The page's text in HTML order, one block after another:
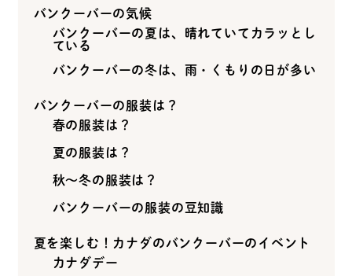
バンクーバーの気候
バンクーバーの夏は、晴れていてカラッとし
ている
バンクーバーの冬は、雨・くもりの日が多い
バンクーバーの服装は？
春の服装は？
夏の服装は？
秋～冬の服装は？
バンクーバーの服装の豆知識
夏を楽しむ！カナダのバンクーバーのイベント
カナダデー